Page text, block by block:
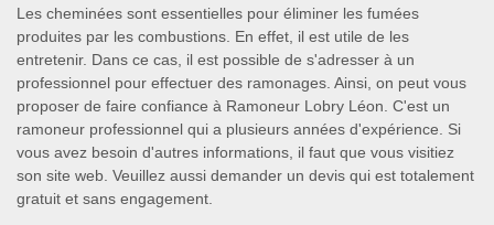
Les cheminées sont essentielles pour éliminer les fumées
produites par les combustions. En effet, il est utile de les
entretenir. Dans ce cas, il est possible de s'adresser à un
professionnel pour effectuer des ramonages. Ainsi, on peut vous
proposer de faire confiance à Ramoneur Lobry Léon. C'est un
ramoneur professionnel qui a plusieurs années d'expérience. Si
vous avez besoin d'autres informations, il faut que vous visitiez
son site web. Veuillez aussi demander un devis qui est totalement
gratuit et sans engagement.